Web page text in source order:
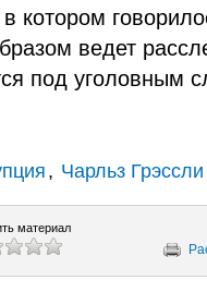
котором
ведет
под уголовным
, Чарльз Грэссли
материал